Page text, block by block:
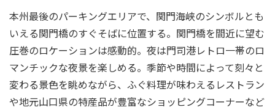
本州最後のパーキングエリアで、関門海峡のシンボルとも
いえる関門橋のすぐそばに位置する。関門橋を間近に望む
圧巻のロケーションは感動的。夜は門司港レトロ一帯のロ
マンチックな夜景を楽しめる。季節や時間によって刻々と
変わる景色を眺めながら、ふぐ料理が味わえるレストラン
や地元山口県の特産品が豊富なショッピングコーナーなど